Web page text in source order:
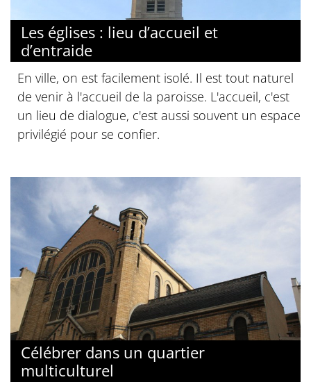
Les églises : lieu d’accueil et
d’entraide
En ville, on est facilement isolé. Il est tout naturel
de venir à l'accueil de la paroisse. L'accueil, c'est
un lieu de dialogue, c'est aussi souvent un espace
privilégié pour se confier.
Célébrer dans un quartier
multiculturel